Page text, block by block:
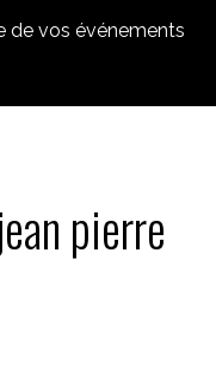
de vos événements
pierre